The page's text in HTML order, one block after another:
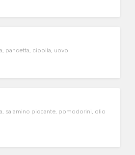
pancetta, cipolla, uovo
salamino piccante, pomodorini, olio